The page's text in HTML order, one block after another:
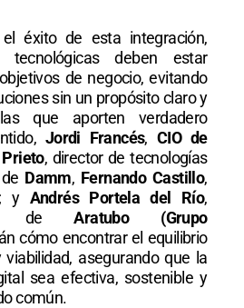
éxito de esta integración,
tecnológicas deben estar
de negocio, evitando
sin un propósito claro y
que aporten verdadero
Jordi Francés, CIO de
, director de tecnologías
Damm, Fernando Castillo,
; y Andrés Portela del Río,
deAratubo (Grupo
cómo encontrar el equilibrio
asegurando que la
sea efectiva, sostenible y
común.